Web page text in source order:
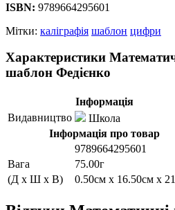
ISBN: 9789664295601
Мітки: каліграфія шаблон цифри
Характеристики
шаблон Федієнко
Інформація
Видавництво
Школа
Інформація про товар
9789664295601
Вага
75.00г
(Д x Ш x В)
0.50см x 16.50см x